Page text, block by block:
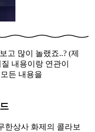
고 많이 놀랬죠..? (제
내용이랑 연관이
든 내용을
한상사 화제의 콜라보